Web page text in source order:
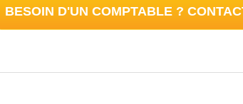
BESOIN D'UN COMPTABLE ?